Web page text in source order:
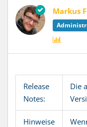
Markus
Release
Notes:
Die
Hinweise